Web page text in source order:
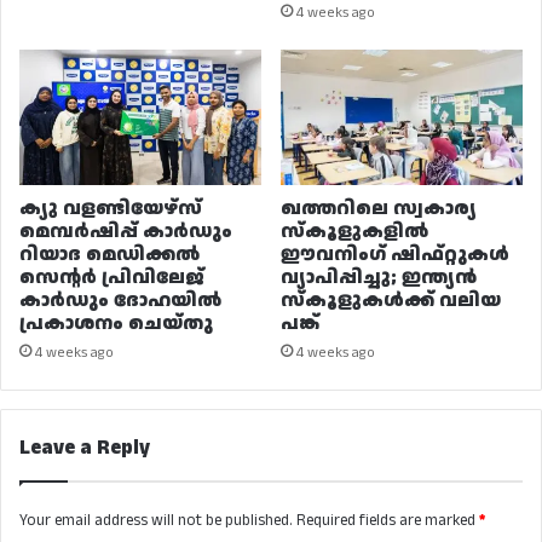
4 weeks ago
ക്യു വളണ്ടിയേഴ്‌സ്
മെമ്പർഷിപ്പ് കാർഡും
റിയാദ മെഡിക്കൽ
സെന്റർ പ്രിവിലേജ്
കാർഡും ദോഹയിൽ
പ്രകാശനം ചെയ്തു
4 weeks ago
ഖത്തറിലെ സ്വകാര്യ
സ്കൂളുകളിൽ
ഈവനിംഗ് ഷിഫ്റ്റുകൾ
വ്യാപിപ്പിച്ചു; ഇന്ത്യൻ
സ്കൂളുകൾക്ക് വലിയ
പങ്ക്
4 weeks ago
Leave a Reply
Your email address will not be published. Required fields are marked *